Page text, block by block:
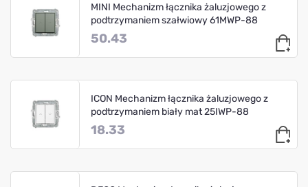
MINI Mechanizm łącznika żaluzjowego z
podtrzymaniem szałwiowy 61MWP-88
50.43
ICON Mechanizm łącznika żaluzjowego z
podtrzymaniem biały mat 25IWP-88
18.33